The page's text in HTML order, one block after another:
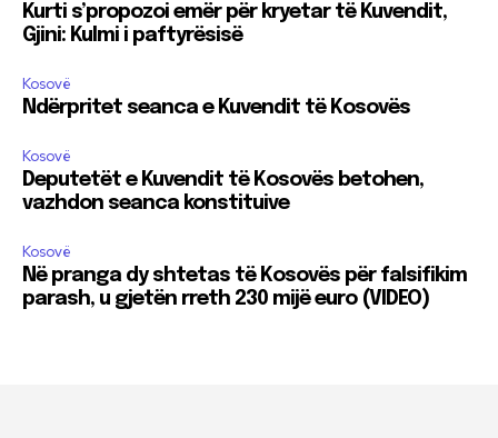
Kurti s’propozoi emër për kryetar të Kuvendit,
Gjini: Kulmi i paftyrësisë
Kosovë
Ndërpritet seanca e Kuvendit të Kosovës
Kosovë
Deputetët e Kuvendit të Kosovës betohen,
vazhdon seanca konstituive
Kosovë
Në pranga dy shtetas të Kosovës për falsifikim
parash, u gjetën rreth 230 mijë euro (VIDEO)